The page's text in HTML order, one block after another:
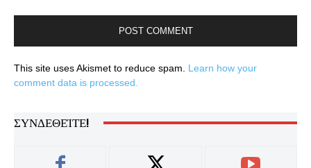
This site uses Akismet to reduce spam. Learn how your
comment data is processed.
ΣΥΝΔΕΘΕΊΤΕ!